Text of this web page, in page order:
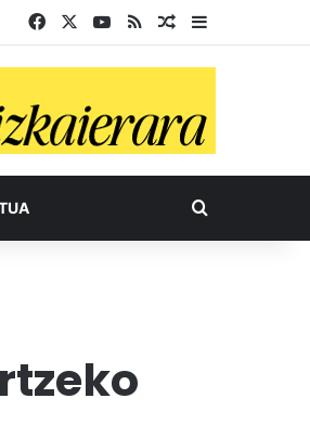
Facebook YouTube
RSS Ausazko
Bilatu